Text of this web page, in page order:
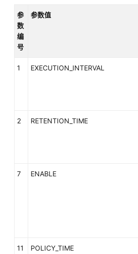
安
据
门
计
序
参
数
编
号
参数值
1 EXECUTION_INTERVAL
2 RETENTION_TIME
7 ENABLE
11 POLICY_TIME